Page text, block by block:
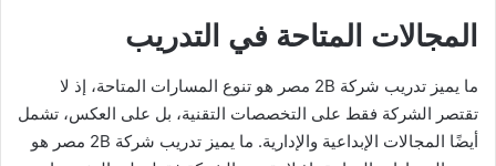
المجالات المتاحة في التدريب
ما يميز تدريب شركة 2B مصر هو تنوع المسارات المتاحة، إذ لا
تقتصر الشركة فقط على التخصصات التقنية، بل على العكس، تشمل
أيضًا المجالات الإبداعية والإدارية. ما يميز تدريب شركة 2B مصر هو